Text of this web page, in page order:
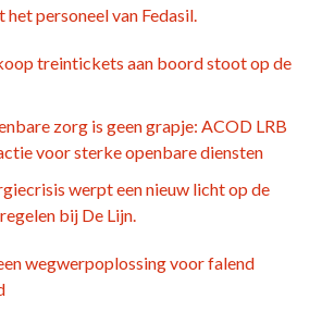
personeel van Fedasil.
treintickets aan boord stoot op de
zorg is geen grapje: ACOD LRB
voor sterke openbare diensten
werpt een nieuw licht op de
bij De Lijn.
wegwerpoplossing voor falend